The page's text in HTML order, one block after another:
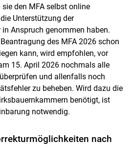
to main content
den MFA selbst online
Unterstützung der
Anspruch genommen haben.
des MFA 2026 schon
kann, wird empfohlen, vor
15. April 2026 nochmals alle
und allenfalls noch
zu beheben. Wird dazu die
benötigt, ist
notwendig.
nach